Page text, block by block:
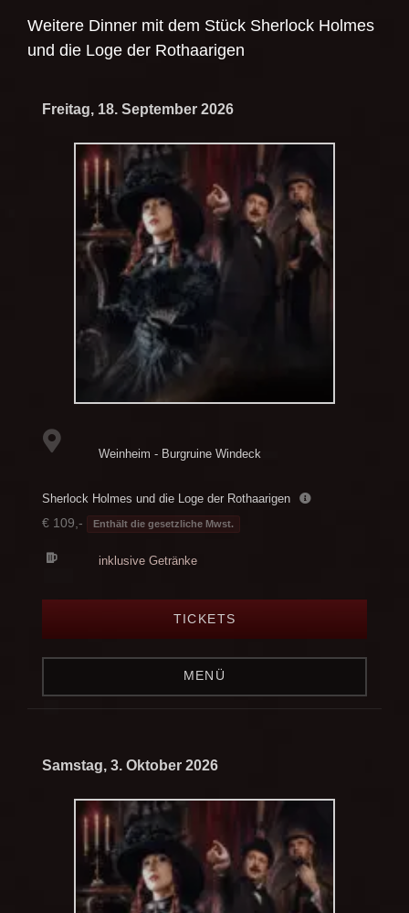
Weitere Dinner mit dem Stück Sherlock Holmes
und die Loge der Rothaarigen
Freitag, 18. September 2026
Weinheim - Burgruine Windeck
Sherlock Holmes und die Loge der Rothaarigen
€ 109,- Enthält die gesetzliche Mwst.
inklusive Getränke
TICKETS
MENÜ
Samstag, 3. Oktober 2026